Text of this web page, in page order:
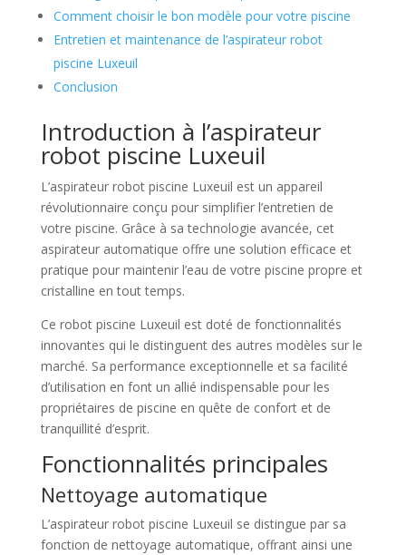
Comment choisir le bon modèle pour votre piscine
Entretien et maintenance de l’aspirateur robot
piscine Luxeuil
Conclusion
Introduction à l’aspirateur
robot piscine Luxeuil
L’aspirateur robot piscine Luxeuil est un appareil
révolutionnaire conçu pour simplifier l’entretien de
votre piscine. Grâce à sa technologie avancée, cet
aspirateur automatique offre une solution efficace et
pratique pour maintenir l’eau de votre piscine propre et
cristalline en tout temps.
Ce robot piscine Luxeuil est doté de fonctionnalités
innovantes qui le distinguent des autres modèles sur le
marché. Sa performance exceptionnelle et sa facilité
d’utilisation en font un allié indispensable pour les
propriétaires de piscine en quête de confort et de
tranquillité d’esprit.
Fonctionnalités principales
Nettoyage automatique
L’aspirateur robot piscine Luxeuil se distingue par sa
fonction de nettoyage automatique, offrant ainsi une